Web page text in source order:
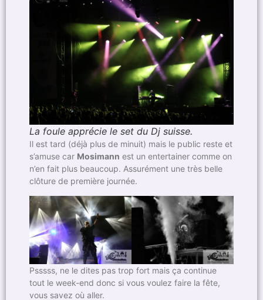
La foule apprécie le set du Dj suisse.
Il est tard (déjà plus de minuit) mais le public reste et
s’amuse car Mosimann est un entertainer comme on
n’en fait plus beaucoup. Assurément une très belle
clôture de première journée.
Psssss, ne le dites pas trop fort mais ça continue
tout le week-end donc si vous voulez faire la fête,
vous savez où aller.